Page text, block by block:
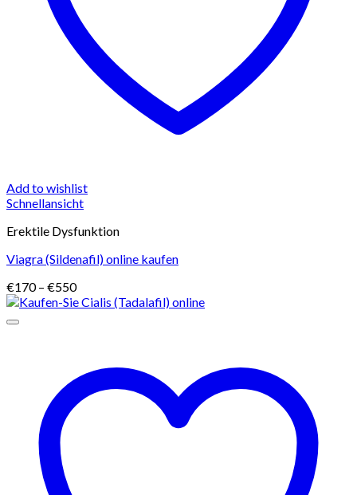
Add to wishlist
Schnellansicht
Erektile Dysfunktion
Viagra (Sildenafil) online kaufen
€170 – €550Preisspanne:
€170